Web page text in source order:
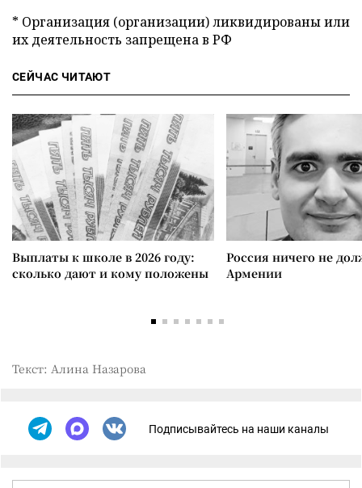
* Организация (организации) ликвидированы или
их деятельность запрещена в РФ
СЕЙЧАС ЧИТАЮТ
Выплаты к школе в 2026 году:
сколько дают и кому положены
Россия ничего не
Армении
Текст: Алина Назарова
Подписывайтесь на наши каналы